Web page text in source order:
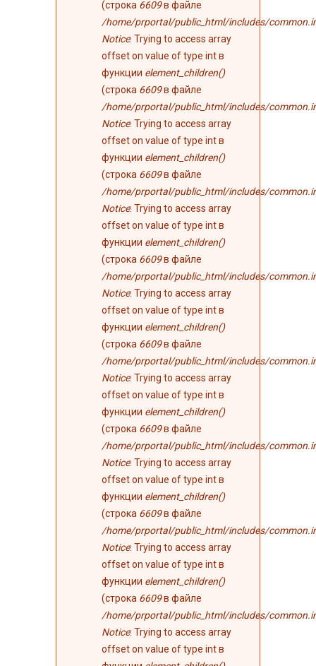
(строка 6609в файле
/home/prportal/public_html/includes/
Notice: Trying to access array
offset on value of type int в
функции element_children()
(строка 6609в файле
/home/prportal/public_html/includes/
Notice: Trying to access array
offset on value of type int в
функции element_children()
(строка 6609в файле
/home/prportal/public_html/includes/
Notice: Trying to access array
offset on value of type int в
функции element_children()
(строка 6609в файле
/home/prportal/public_html/includes/
Notice: Trying to access array
offset on value of type int в
функции element_children()
(строка 6609в файле
/home/prportal/public_html/includes/
Notice: Trying to access array
offset on value of type int в
функции element_children()
(строка 6609в файле
/home/prportal/public_html/includes/
Notice: Trying to access array
offset on value of type int в
функции element_children()
(строка 6609в файле
/home/prportal/public_html/includes/
Notice: Trying to access array
offset on value of type int в
функции element_children()
(строка 6609в файле
/home/prportal/public_html/includes/
Notice: Trying to access array
offset on value of type int в